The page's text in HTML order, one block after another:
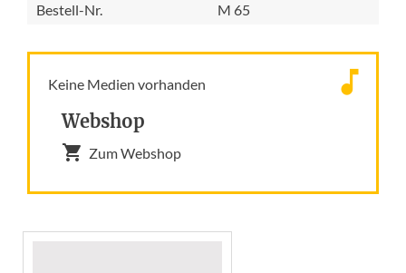
Bestell-Nr.
M 65
Keine Medien vorhanden
Webshop
Zum Webshop